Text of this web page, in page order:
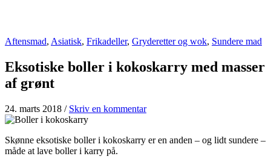
Aftensmad, Asiatisk, Frikadeller, Gryderetter og wok, Sundere mad
Eksotiske boller i kokoskarry med masser
af grønt
24. marts 2018 / Skriv en kommentar
Skønne eksotiske boller i kokoskarry er en anden – og lidt sundere –
måde at lave boller i karry på.